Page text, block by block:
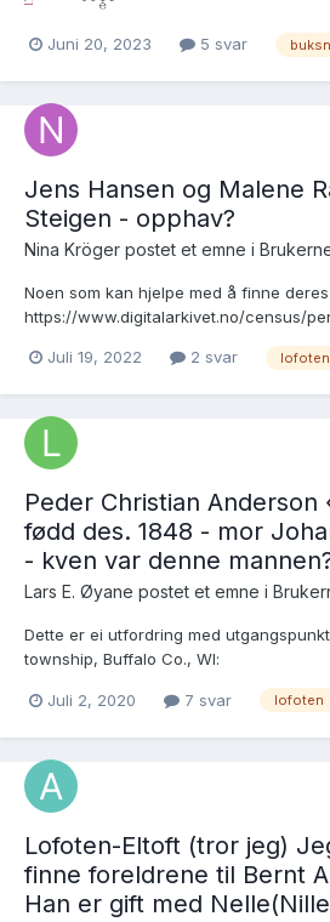
Juni 20, 2023 5 svar
Jens Hansen og Malene
Steigen - opphav?
Nina Kröger postet et emne i
Noen som kan hjelpe med å finne
https://www.digitalarkivet.no/census/
Juli 19, 2022 2 svar lofoten
Peder Christian
fødd des. 1848 - mor
- kven var denne
Lars E. Øyane postet et emne i
Dette er ei utfordring med
township, Buffalo Co., WI:
Thorson, Svens 50 farmer Thorson,
Juli 2, 2020 7 svar lofoten
Lofoten-Eltoft (tror jeg)
finne foreldrene til Bernt
Han er gift med